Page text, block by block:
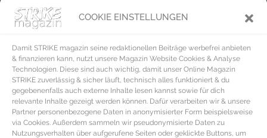
COOKIE EINSTELLUNGEN
Damit STRIKE magazin seine redaktionellen Beiträge werbefrei anbieten
& finanzieren kann, nutzt unsere Magazin Website Cookies & Analyse
Technologien. Diese sind auch wichtig, damit unser Online Magazin
STRIKE zuverlässig & sicher läuft, technisch alles funktioniert & du
gegebenenfalls auch externe Inhalte lesen kannst sowie für dich
relevante Inhalte gezeigt werden können. Dafür verarbeiten wir & unsere
Partner personenbezogene Daten in anonymisierter Form beispielsweise
via Cookies. Außerdem sammeln wir pseudonymisierte Daten zu
Nutzungsverhalten über aufgerufene Seiten oder geklickte Buttons, um